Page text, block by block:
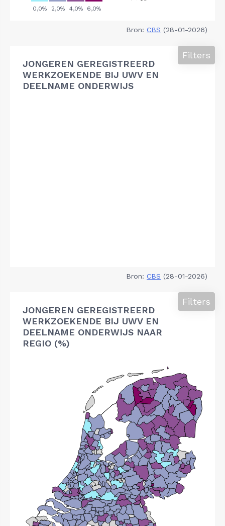
Bron: CBS (28-01-2026)
JONGEREN GEREGISTREERD
WERKZOEKENDE BIJ UWV EN
DEELNAME ONDERWIJS
Filters
Bron: CBS (28-01-2026)
JONGEREN GEREGISTREERD
WERKZOEKENDE BIJ UWV EN
DEELNAME ONDERWIJS NAAR
REGIO (%)
Filters